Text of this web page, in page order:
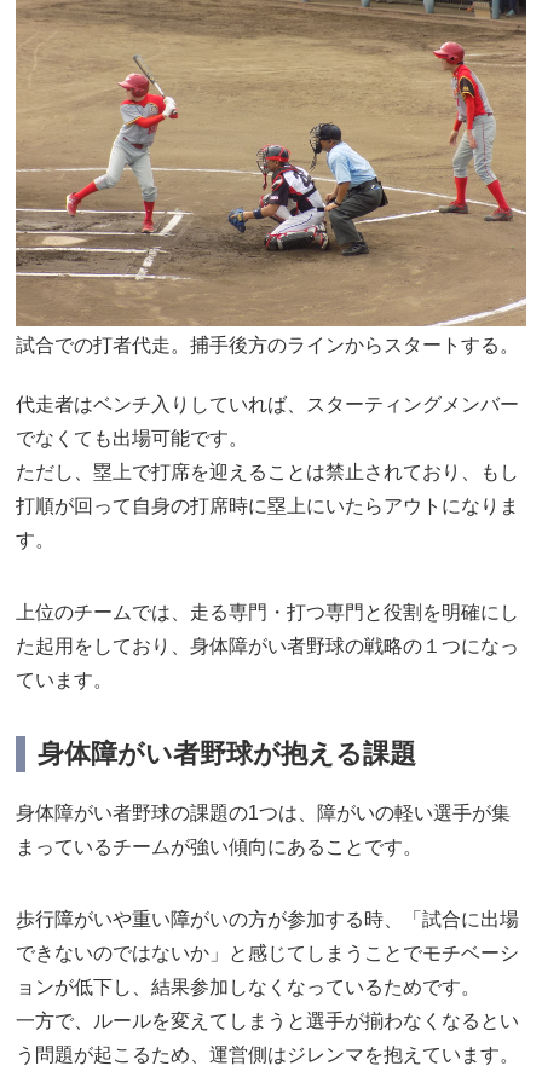
試合での打者代走。捕手後方のラインからスタートする。
代走者はベンチ入りしていれば、スターティングメンバー
でなくても出場可能です。
ただし、塁上で打席を迎えることは禁止されており、もし
打順が回って自身の打席時に塁上にいたらアウトになりま
す。
上位のチームでは、走る専門・打つ専門と役割を明確にし
た起用をしており、身体障がい者野球の戦略の１つになっ
ています。
身体障がい者野球が抱える課題
身体障がい者野球の課題の1つは、障がいの軽い選手が集
まっているチームが強い傾向にあることです。
歩行障がいや重い障がいの方が参加する時、「試合に出場
できないのではないか」と感じてしまうことでモチベーシ
ョンが低下し、結果参加しなくなっているためです。
一方で、ルールを変えてしまうと選手が揃わなくなるとい
う問題が起こるため、運営側はジレンマを抱えています。